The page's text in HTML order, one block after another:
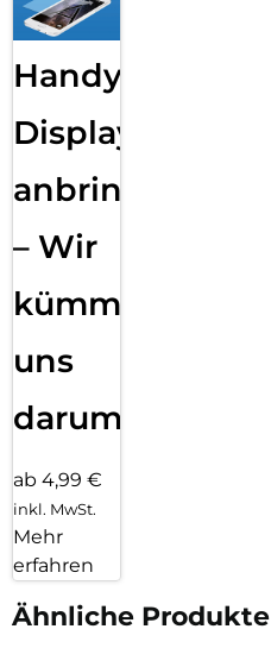
Handy
Displayfolie
anbringen
– Wir
kümmern
uns
darum!
ab 4,99 €
inkl. MwSt.
Mehr
erfahren
Ähnliche Produkte